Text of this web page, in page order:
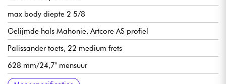
max body diepte 2 5/8
Gelijmde hals Mahonie, Artcore AS profiel
Palissander toets, 22 medium frets
628 mm/24,7" mensuur
Radius 305 mmR
Halsbreedte 1e fret 43 mm
Halsbreedte laatste fret 57 mm
Halsdikte 1e fret 21 mm
Halsdikte 12e fret 24 mm
HH Ibanez Classic Elite pickup configuratie (keramische
Volume en toon voor elke pickup
3-positie pickupschakelaar
Ibanez ART-1 brug
Ibanez Quik Change III staartstuk
Ibanez gesloten oliebad mechanieken
Satijnen afwerking
Vergulde hardware